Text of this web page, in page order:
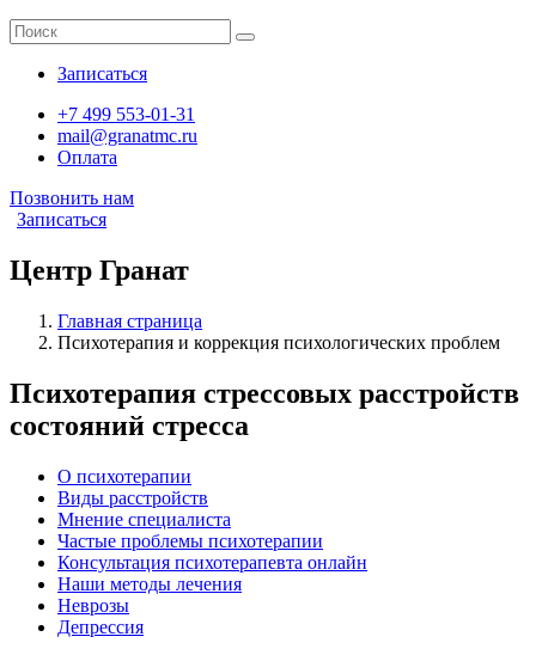
Записаться
+7 499 553-01-31
mail@granatmc.ru
Оплата
Позвонить нам
Записаться
Центр Гранат
Главная страница
Психотерапия и коррекция психологических проблем
Психотерапия стрессовых расстройств
состояний стресса
О психотерапии
Виды расстройств
Мнение специалиста
Частые проблемы психотерапии
Консультация психотерапевта онлайн
Наши методы лечения
Неврозы
Депрессия